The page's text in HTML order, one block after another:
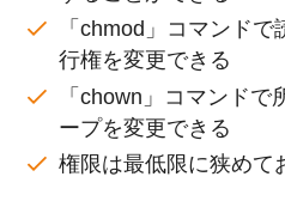
「chmod」コマンド
行権を変更できる
「chown」コマンド
ープを変更できる
権限は最低限に狭めて